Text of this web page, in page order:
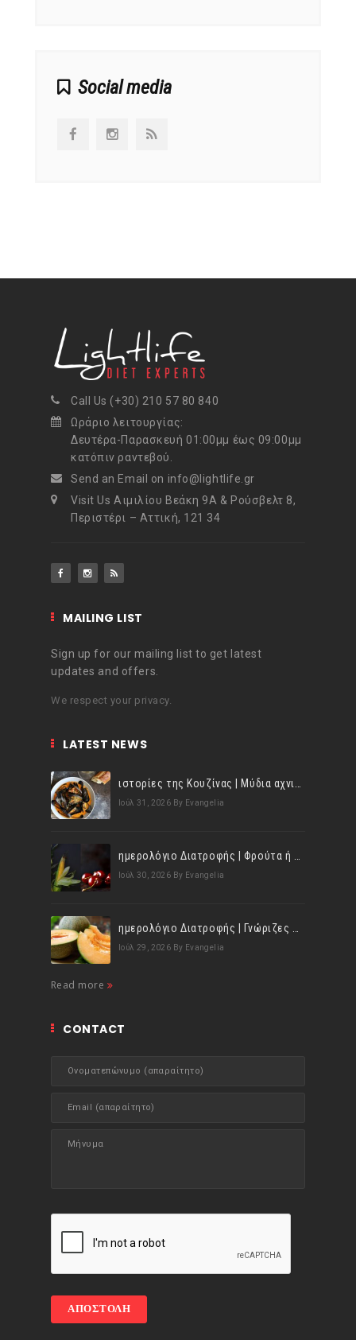
Social media
Call Us (+30) 210 57 80 840
Ωράριο λειτουργίας:
Δευτέρα-Παρασκευή 01:00μμ έως 09:00μμ
κατόπιν ραντεβού.
Send an Email on info@lightlife.gr
Visit Us Αιμιλίου Βεάκη 9Α & Ρούσβελτ 8,
Περιστέρι – Αττική, 121 34
MAILING LIST
Sign up for our mailing list to get latest
updates and offers.
We respect your privacy.
LATEST NEWS
ιστορίες της Κουζίνας | Μύδια αχνιστά σβησμένα με λευκό κρασί!
Ιούλ 31, 2026 By Evangelia
ημερολόγιο Διατροφής | Φρούτα ή λαχανικά; Γνωρίζεις τη διαφορά;
Ιούλ 30, 2026 By Evangelia
ημερολόγιο Διατροφής | Γνώριζες ότι, το πεπόνι περιέχει πολλές βιταμίνες;
Ιούλ 29, 2026 By Evangelia
Read more
CONTACT